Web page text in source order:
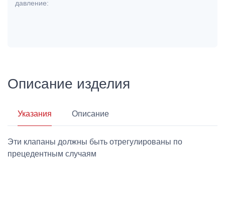
давление:
Описание изделия
Указания Описание
Эти клапаны должны быть отрегулированы по
прецедентным случаям